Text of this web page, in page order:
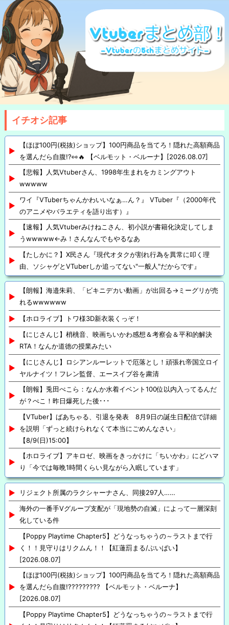
イチオシ記事
【ほぼ100円(税抜)ショップ】100円商品を当てろ！隠れた高額商品
を選んだら自腹!?👀🔥 【ベルモット・ベルーナ】[2026.08.07]
【悲報】人気Vtuberさん、1998年生まれをカミングアウト
wwwww
ワイ『VTuberちゃんかわいいなぁ…ん？』 VTuber『（2000年代
のアニメやバラエティを語り出す）』
【速報】人気Vtuberみけねこさん、初小説が書籍化決定してしま
うwwwww←み！さんなんでもやるなあ
【たしかに？】X民さん『現代オタクが割れ行為を異常に叩く理
由、ソシャゲとVTuberしか追ってない"一般人"だからです』
【朗報】海邉朱莉、「ビキニデカい動画」が出回る→ミーグリが売
れるwwwwww
【ホロライブ】トワ様3D新衣装くっぞ！
【にじさんじ】梢桃音、映画ちいかわ感想＆考察会＆平和的解決
RTA！なんか道徳の授業みたい
【にじさんじ】ロシアンルーレットで厄落とし！頑張れ帝国立ロイ
ヤルナイツ！フレン監督、エースイブ谷を粛清
【朗報】兎田ぺこら：なんか水着イベント100位以内入ってるんだ
が？ぺこ！昨日爆死した後･･･
【VTuber】ばあちゃる、引退を発表 8月9日の誕生日配信で詳細
を説明「ずっと続けられなくて本当にごめんなさい」
【8/9(日)15:00】
【ホロライブ】アキロゼ、映画をきっかけに「ちいかわ」にどハマ
り「今では毎晩1時間くらい見ながら入眠しています」
リジェクト所属のラクシャーナさん、同接297人……
海外の一番手Vグループ支配が「現地勢の自滅」によって一層深刻
化している件
【Poppy Playtime Chapter5】どうなっちゃうの～ラストまで行
く！！見守りはリクムん！！【紅蓮罰まる/ぶいぱい】
[2026.08.07]
【ほぼ100円(税抜)ショップ】100円商品を当てろ！隠れた高額商品
を選んだら自腹!????????? 【ベルモット・ベルーナ】
[2026.08.07]
【Poppy Playtime Chapter5】どうなっちゃうの～ラストまで行